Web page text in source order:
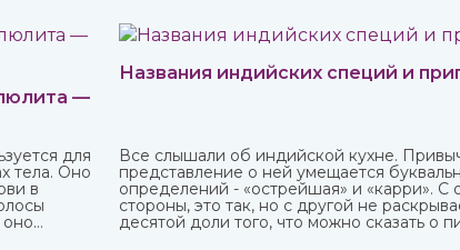
—
для
тела. Оно
в
оно
Названия индийских специй и
Все слышали об индийской кухне.
представление о ней умещается
определений - «острейшая» и «карри». С
стороны, это так, но с другой не
десятой доли того, что можно сказать о